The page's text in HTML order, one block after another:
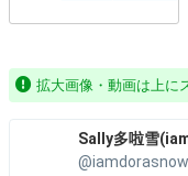
拡大画像・動画は上に
@iamdorasnow